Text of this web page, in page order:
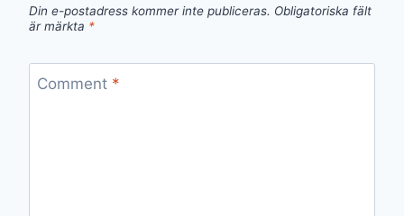
Din e-postadress kommer inte publiceras. Obligatoriska fält
är märkta *
Comment *